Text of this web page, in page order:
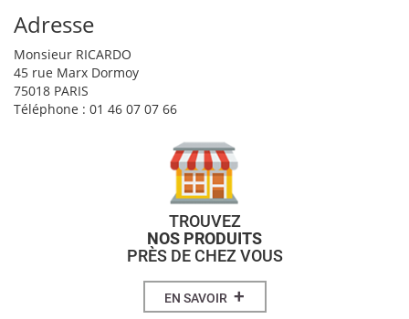
Adresse
Monsieur RICARDO
45 rue Marx Dormoy
75018 PARIS
Téléphone : 01 46 07 07 66
TROUVEZ
NOS PRODUITS
PRÈS DE CHEZ VOUS
EN SAVOIR +